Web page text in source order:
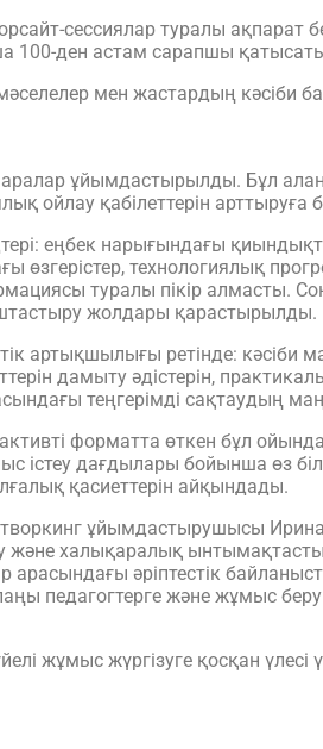
сессиялар туралы ақпарат
ден астам сарапшы
мен жастардың кәсіби
ұйымдастырылды. Бұл
ойлау қабілеттерін арттыруға
еңбек нарығындағы
технологиялық
туралы пікір алмасты.
жолдары қарастырылды.
артықшылығы ретінде:
дамыту әдістерін,
теңгерімді сақтаудың
форматта өткен бұл
істеу дағдылары бойынша өз
қасиеттерін айқындады.
ұйымдастырушысы
халықаралық
әріптестік
және жұмыс
жүргізуге қосқан үлесі